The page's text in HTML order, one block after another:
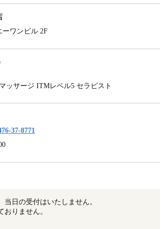
ーワンビル 2F
ッサージ ITMレベル5 セラピスト
37-8771
日の受付はいたしません。
りません。